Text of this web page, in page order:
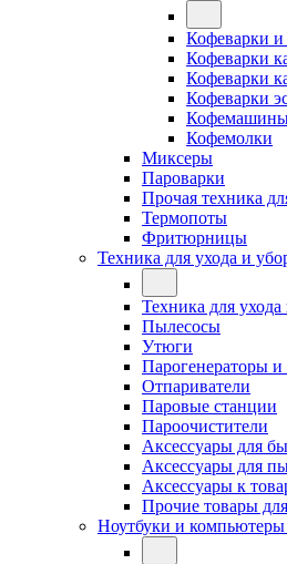
Кофеварки
Кофеварки
Кофеварки
Кофеварки
Кофемолки
Миксеры
Пароварки
Прочая техника
Термопоты
Фритюрницы
Техника для ухода и
Техника для
Пылесосы
Утюги
Парогенераторы
Отпариватели
Паровые станции
Пароочистители
Аксессуары для
Аксессуары для
Аксессуары к
Прочие товары
Ноутбуки и компьютеры